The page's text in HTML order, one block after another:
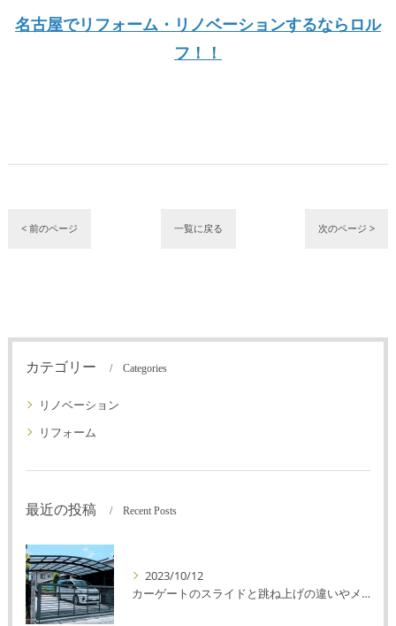
名古屋でリフォーム・リノベーションするならロル
フ！！
< 前のページ 一覧に戻る 次のページ >
カテゴリー Categories
リノベーション
リフォーム
最近の投稿 Recent Posts
2023/10/12
カーゲートのスライドと跳ね上げの違いやメリットデメリットを解説！